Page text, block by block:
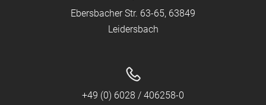
Ebersbacher Str. 63-65, 63849
Leidersbach
+49 (0) 6028 / 406258-0